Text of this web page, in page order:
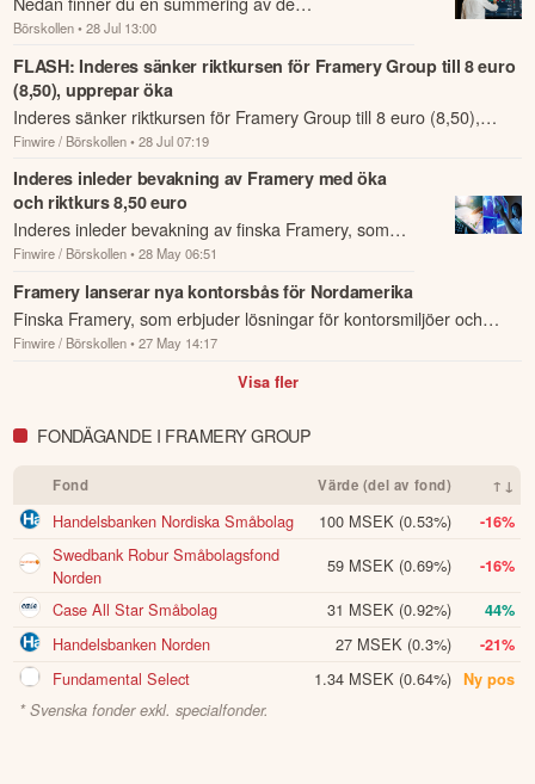
tekemiseen, joka on omassa kontrollissamme: jatkamme aktiivista
työtä kaikilla markkina-alueilla ja tuemme asiakkaitamme optimaalisten
työympäristöjen luomisessa. Hyödynnämme Yhdysvaltain uutta
tuotantokapasiteettia kilpailukykymme vahvistamiseen ja varmistamme
organisaatiomme kyvyn reagoida ketterästi markkinakentän muutoksiin.
Samu Hällfors
Toimitusjohtaja, Framery Group Plc
Denna summering har tagits fram med hjälp av AI och kan
därför innehålla förenklingar eller sakna viss information.
rådgivning. Ta alltid del av bolagets fullständiga kvartalsrapport
innan du fattar investeringsbeslut. Historisk avkastning är ingen
garanti för framtida avkastning.
analysrekommendationer och riktkursförändringar
som har rapporterats om idag den 28 juli.
Börskollen • 28 Jul 13:00
FLASH: Inderes sänker riktkursen för Framery Group till 8 euro
(8,50), upprepar öka
Inderes sänker riktkursen för Framery Group till 8 euro (8,50),
upprepar öka.
Finwire / Börskollen • 28 Jul 07:19
Inderes inleder bevakning av Framery med öka
och riktkurs 8,50 euro
Inderes inleder bevakning av finska Framery, som
erbjuder lösningar för kontorsmiljöer och
hybridarbete, med rekommendationen öka och en
rik...
Finwire / Börskollen • 28 May 06:51
Framery lanserar nya kontorsbås för Nordamerika
Finska Framery, som erbjuder lösningar för kontorsmiljöer och
hybridarbete, lanserar den nya produktlinjen Gradus för USA och
Finwire / Börskollen • 27 May 14:17
Visa fler
FONDÄGANDE I FRAMERY GROUP
Fond Värde (del av fond) ↑↓
Handelsbanken Nordiska Småbolag 100 MSEK (0.53%) -16%
Swedbank Robur Småbolagsfond
Norden
59 MSEK (0.69%) -16%
Case All Star Småbolag 31 MSEK (0.92%) 44%
Handelsbanken Norden 27 MSEK (0.3%) -21%
Fundamental Select 1.34 MSEK (0.64%) Ny pos
* Svenska fonder exkl. specialfonder.